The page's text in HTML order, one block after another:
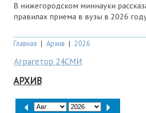
В нижегородском миннауки
правилах приема в вузы в 2026
Главная | Архив | 2026
Аграгетор 24СМИ
АРХИВ